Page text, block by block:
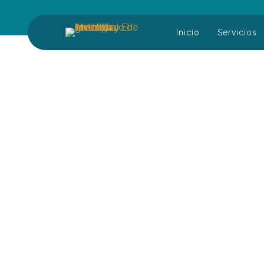
Inicio Servicios
Buscar: